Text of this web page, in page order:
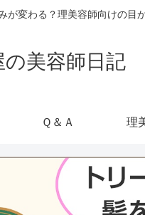
が変わる？理美容師向けの目
美容師日記
Ｑ＆Ａ 理